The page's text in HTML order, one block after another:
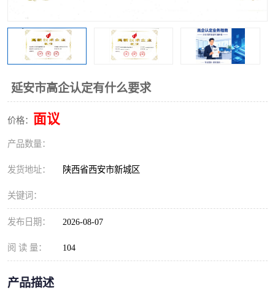
延安市高企认定有什么要求
价格： 面议
产品数量：
发货地址： 陕西省西安市新城区
关键词：
发布日期： 2026-08-07
阅 读 量： 104
产品描述